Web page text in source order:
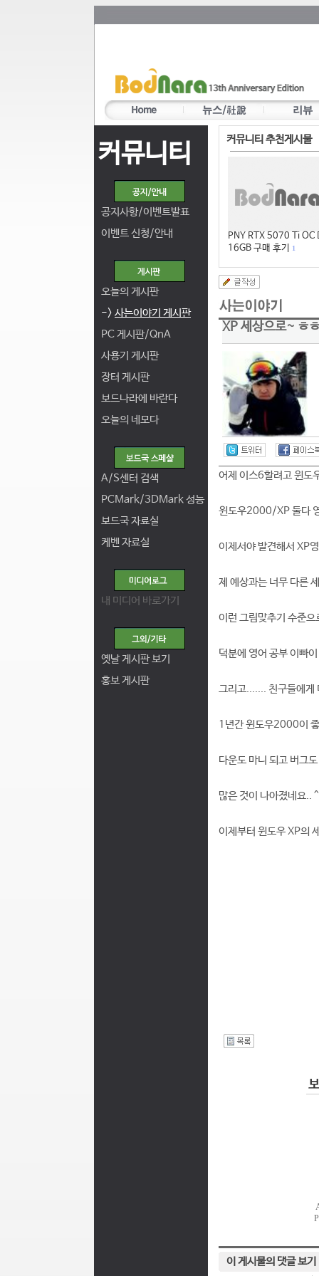
커뮤니티
공지사항/이벤트발표
이벤트 신청/안내
오늘의 게시판
-> 사는이야기 게시판
PC 게시판/QnA
사용기 게시판
장터 게시판
보드나라에 바란다
오늘의 네모다
A/S센터 검색
PCMark/3DMark 성능
보드국 자료실
케벤 자료실
내 미디어 바로가기
옛날 게시판 보기
홍보 게시판
커뮤니티 추천게시물
PNY RTX 5070 Ti OC
16GB 구매 후기
1
XP 세상으로~ ㅎ
어제 이스6할려고 윈도
윈도우2000/XP 둘다
이제서야 발견해서 XP
제 예상과는 너무 다른
이런 그림맞추기 수준
덕분에 영어 공부 이빠
그리고....... 친구들에게
1년간 윈도우2000이
다운도 마니 되고 버그
많은 것이 나아졌네요
이제부터 윈도우 XP의
이 게시물의 댓글 보기